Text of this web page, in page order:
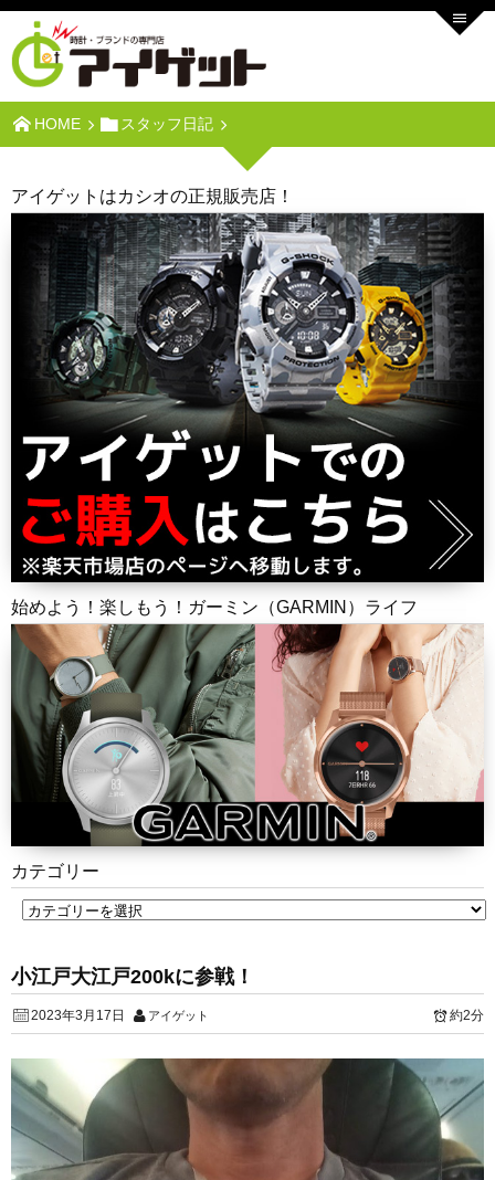
HOME スタッフ日記
アイゲットはカシオの正規販売店！
始めよう！楽しもう！ガーミン（GARMIN）ライフ
カテゴリー
小江戸大江戸200kに参戦！
2023年3月17日 アイゲット 約2分